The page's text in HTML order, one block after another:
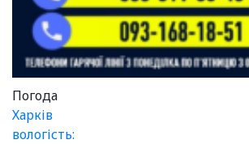
Погода
Харків
вологість: